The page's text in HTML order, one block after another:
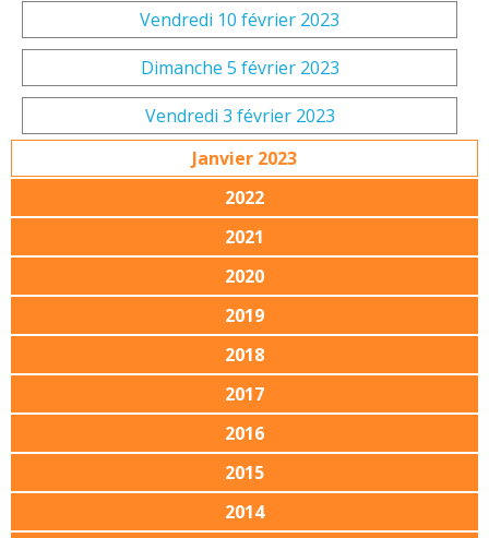
Vendredi 10 février 2023
Dimanche 5 février 2023
Vendredi 3 février 2023
Janvier 2023
2022
2021
2020
2019
2018
2017
2016
2015
2014